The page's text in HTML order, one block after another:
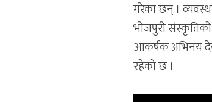
गरेका छन् ।
भोजपुरी संस्कृतिको
आकर्षक अभिनय
रहेको छ ।